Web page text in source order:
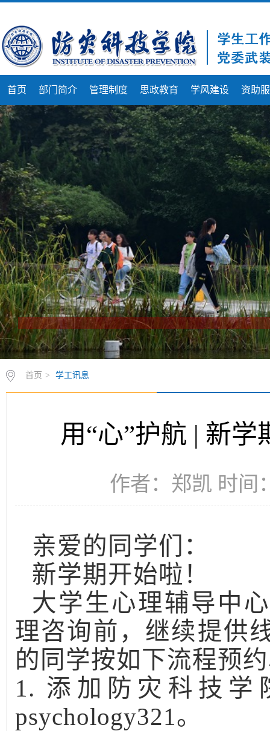
首页 部门简介 管理制度 思政教育 学风建设 资助
首页 > 学工讯息
用“心”护航 | 新
作者：郑凯 时间
亲爱的同学们：
新学期开始啦！
大学生心理辅导中
理咨询前，继续提供
的同学按如下流程预
1. 添加防灾科技学
psychology321。